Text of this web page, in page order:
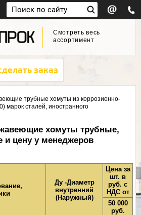
Смотреть весь
ассортимент
заказ
трубные хомуты из коррозионно-
марок сталей, иностранного
хомуты трубные,
и цену у менеджеров
Ду -Диаметр
внутренний
(Наружный)
Цена за
шт. в
руб. с
НДС от
50 000
руб.